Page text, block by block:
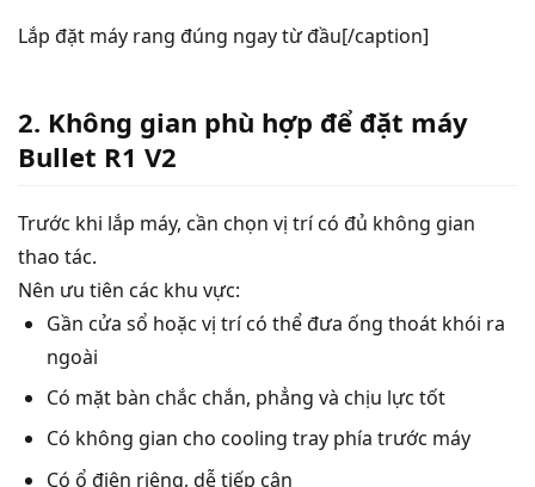
Lắp đặt máy rang đúng ngay từ đầu[/caption]
2. Không gian phù hợp để đặt máy
Bullet R1 V2
Trước khi lắp máy, cần chọn vị trí có đủ không gian
thao tác.
Nên ưu tiên các khu vực:
Gần cửa sổ hoặc vị trí có thể đưa ống thoát khói ra
ngoài
Có mặt bàn chắc chắn, phẳng và chịu lực tốt
Có không gian cho cooling tray phía trước máy
Có ổ điện riêng, dễ tiếp cận